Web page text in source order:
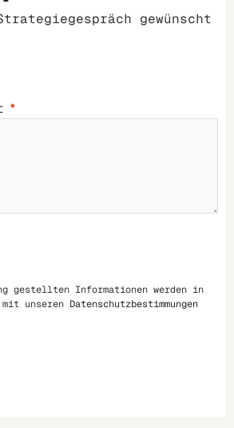
gewünscht
gestellten Informationen werden in
mit unseren Datenschutzbestimmungen